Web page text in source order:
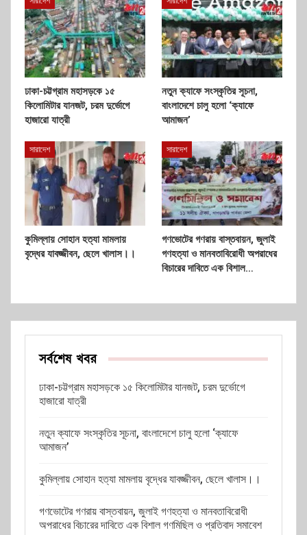
ঢাকা-চট্টগ্রাম মহাসড়কে ১৫
কিলোমিটার যানজট, চরম দুর্ভোগে
হাজারো যাত্রী
নতুন ক্যাফে সংস্কৃতির সূচনা,
বাংলাদেশে চালু হলো ‘ক্যাফে
আমাজন’
সারাদেশ
কুমিল্লায় সোহান হত্যা মামলায়
বৃদ্ধের যাবজ্জীবন, ছেলে খালাস।।
সারাদেশ
গণভোটের গণরায় বাস্তবায়ন, জুলাই
গণহত্যা ও মানবতাবিরোধী অপরাধের
বিচারের দাবিতে এক বিশাল…
সর্বশেষ খবর
ঢাকা-চট্টগ্রাম মহাসড়কে ১৫ কিলোমিটার যানজট, চরম দুর্ভোগে
হাজারো যাত্রী
নতুন ক্যাফে সংস্কৃতির সূচনা, বাংলাদেশে চালু হলো ‘ক্যাফে
আমাজন’
কুমিল্লায় সোহান হত্যা মামলায় বৃদ্ধের যাবজ্জীবন, ছেলে খালাস।।
গণভোটের গণরায় বাস্তবায়ন, জুলাই গণহত্যা ও মানবতাবিরোধী
অপরাধের বিচারের দাবিতে এক বিশাল গণমিছিল ও প্রতিবাদ সমাবেশ